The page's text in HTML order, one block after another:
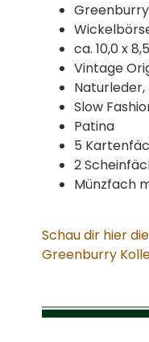
ca. 10,0 x
Vintage
Naturleder,
Slow
Patina
5
2
Münzfach
Schau dir hier
Greenburry